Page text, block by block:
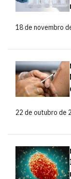
18 de novembro
22 de outubro de